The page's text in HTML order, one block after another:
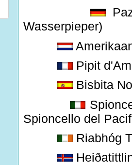
Wasserpieper)
Pipit
Bisbita
Spioncello del
Riabhóg